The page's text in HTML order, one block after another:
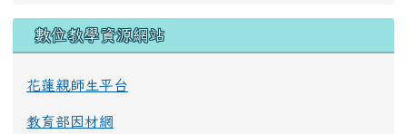
數位教學資源網站
花蓮親師生平台
教育部因材網